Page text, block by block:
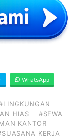
WhatsApp
HIAS
#SEWA
KANTOR
KERJA